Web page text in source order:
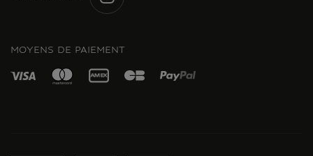
MOYENS DE PAIEMENT